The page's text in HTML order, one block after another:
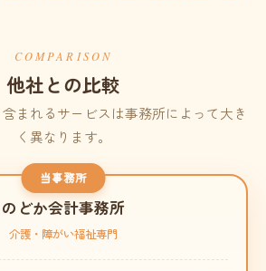
COMPARISON
他社との比較
まれるサービスは事務所によって大き
く異なります。
当事務所
のどか会計事務所
介護・障がい福祉専門